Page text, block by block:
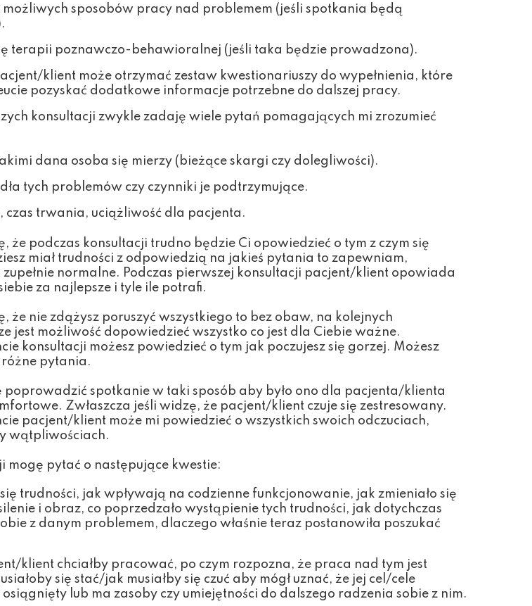
możliwych sposobów pracy nad problemem (jeśli spotkania będą
terapii poznawczo-behawioralnej (jeśli taka będzie prowadzona).
klient może otrzymać zestaw kwestionariuszy do wypełnienia, które
pozyskać dodatkowe informacje potrzebne do dalszej pracy.
konsultacji zwykle zadaję wiele pytań pomagających mi zrozumieć
dana osoba się mierzy (bieżące skargi czy dolegliwości).
tych problemów czy czynniki je podtrzymujące.
czas trwania, uciążliwość dla pacjenta.
że podczas konsultacji trudno będzie Ci opowiedzieć o tym z czym się
miał trudności z odpowiedzią na jakieś pytania to zapewniam,
zupełnie normalne. Podczas pierwszej konsultacji pacjent/klient opowiada
za najlepsze i tyle ile potrafi.
że nie zdążysz poruszyć wszystkiego to bez obaw, na kolejnych
jest możliwość dopowiedzieć wszystko co jest dla Ciebie ważne.
konsultacji możesz powiedzieć o tym jak poczujesz się gorzej. Możesz
pytania.
poprowadzić spotkanie w taki sposób aby było ono dla pacjenta/klienta
Zwłaszcza jeśli widzę, że pacjent/klient czuje się zestresowany.
pacjent/klient może mi powiedzieć o wszystkich swoich odczuciach,
wątpliwościach.
mogę pytać o następujące kwestie:
trudności, jak wpływają na codzienne funkcjonowanie, jak zmieniało się
i obraz, co poprzedzało wystąpienie tych trudności, jak dotychczas
z danym problemem, dlaczego właśnie teraz postanowiła poszukać
klient chciałby pracować, po czym rozpozna, że praca nad tym jest
się stać/jak musiałby się czuć aby mógł uznać, że jej cel/cele
lub ma zasoby czy umiejętności do dalszego radzenia sobie z nim.